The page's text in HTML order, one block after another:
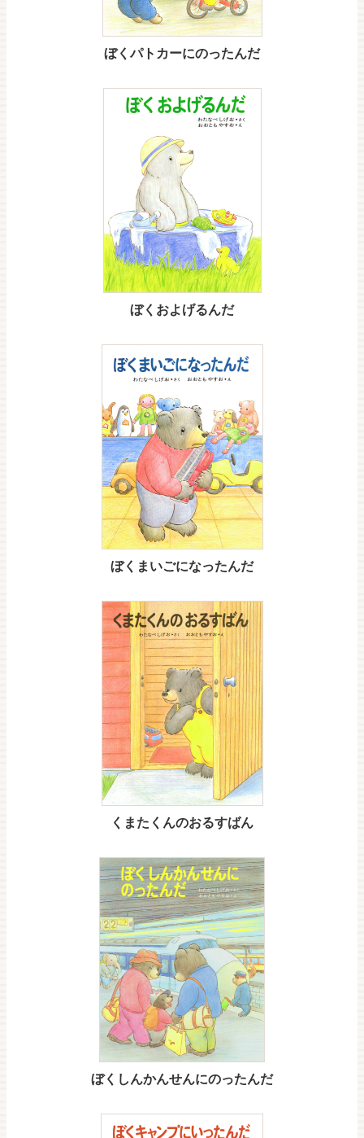
ぼくパトカーにのったんだ
ぼくおよげるんだ
ぼくまいごになったんだ
くまたくんのおるすばん
ぼくしんかんせんにのったんだ